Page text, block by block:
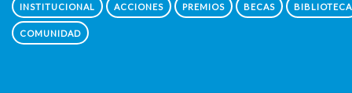
INSTITUCIONAL ACCIONES PREMIOS BECAS BIBLIOTECA
COMUNIDAD